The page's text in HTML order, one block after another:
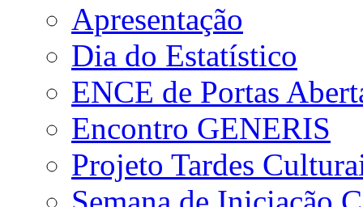
Apresentação
Dia do Estatístico
ENCE de Portas
Encontro GENERIS
Projeto Tardes